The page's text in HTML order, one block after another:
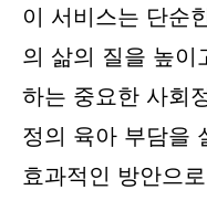
이 서비스는 단순
의 삶의 질을 높이
하는 중요한 사회
정의 육아 부담을
효과적인 방안으